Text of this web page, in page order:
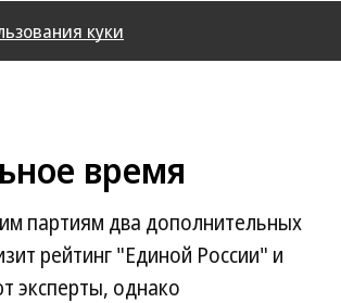
куки
время
партиям два дополнительных
рейтинг "Единой России" и
эксперты, однако